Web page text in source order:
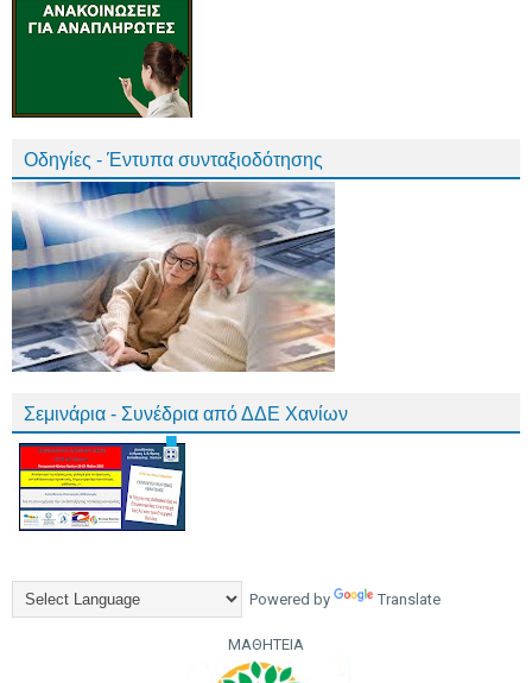
Οδηγίες - Έντυπα συνταξιοδότησης
Σεμινάρια - Συνέδρια από ΔΔΕ Χανίων
Powered by Translate
ΜΑΘΗΤΕΙΑ